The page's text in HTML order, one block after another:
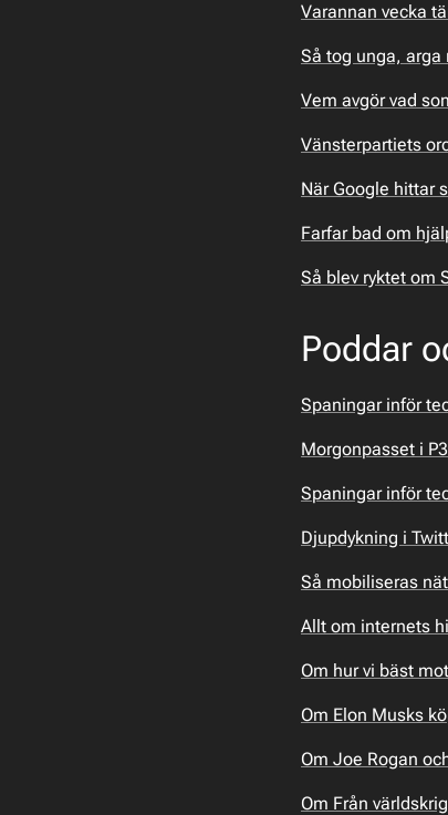
Varannan vecka
Så tog unga,
Vem avgör vad
Vänsterpartiets
När Google hittar
Farfar bad om
Så blev ryktet om
Poddar
Spaningar inför
Morgonpasset i
Spaningar inför
Djupdykning i
Så mobiliseras
Allt om internets
Om hur vi bäst
Om Elon Musks
Om Joe Rogan
Om Från